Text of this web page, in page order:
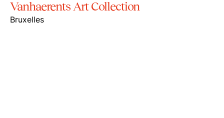
Vanhaerents Art Collection
Bruxelles